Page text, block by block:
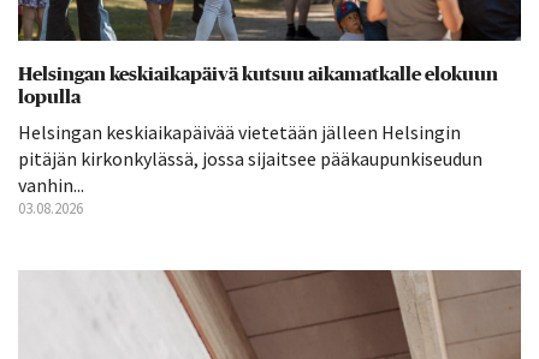
Helsingan keskiaikapäivä kutsuu aikamatkalle elokuun
lopulla
Helsingan keskiaikapäivää vietetään jälleen Helsingin
pitäjän kirkonkylässä, jossa sijaitsee pääkaupunkiseudun
vanhin...
03.08.2026